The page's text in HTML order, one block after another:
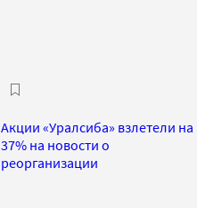
Акции «Уралсиба» взлетели на
37% на новости о
реорганизации